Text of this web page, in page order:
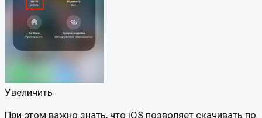
Увеличить
При этом важно знать, что iOS позволяет скачивать по